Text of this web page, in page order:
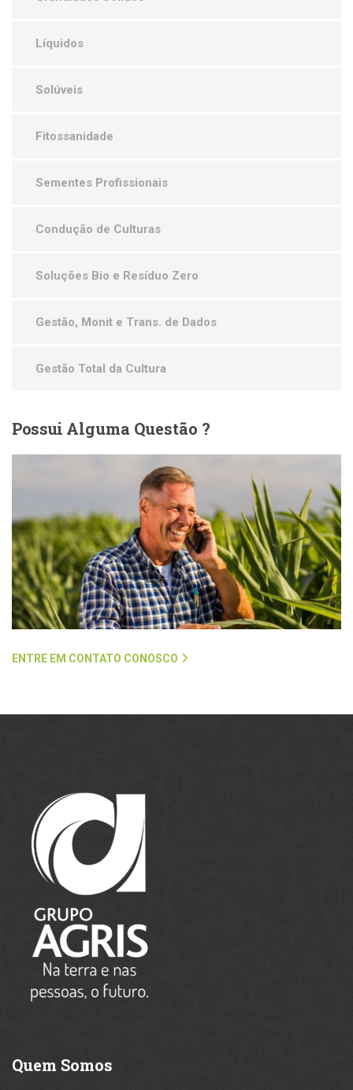
Líquidos
Solúveis
Fitossanidade
Sementes Profissionais
Condução de Culturas
Soluções Bio e Resíduo Zero
Gestão, Monit e Trans. de Dados
Gestão Total da Cultura
Possui Alguma Questão ?
ENTRE EM CONTATO CONOSCO
Quem Somos